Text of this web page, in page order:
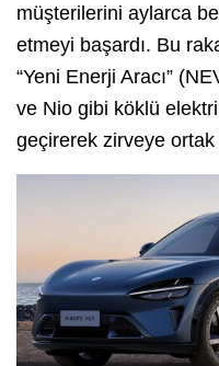
müşterilerini aylarca
etmeyi başardı. Bu
“Yeni Enerji Aracı”
ve Nio gibi köklü
geçirerek zirveye ortak